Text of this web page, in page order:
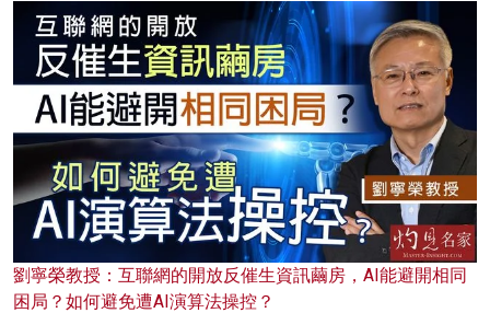
劉寧榮教授：互聯網的開放反催生資訊繭房，AI能避開相同
困局？如何避免遭AI演算法操控？